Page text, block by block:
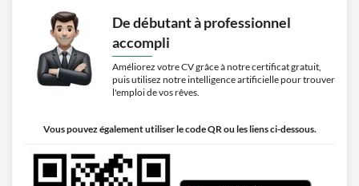
De débutant à professionnel
accompli
Améliorez votre CV grâce à notre certificat gratuit,
puis utilisez notre intelligence artificielle pour trouver
l'emploi de vos rêves.
Vous pouvez également utiliser le code QR ou les liens ci-dessous.